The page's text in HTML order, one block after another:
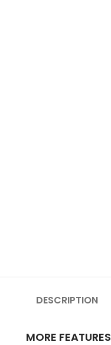
DESCRIPTION
MORE FEATURES